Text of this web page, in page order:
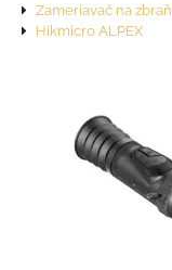
Zameriavač na zbraň
Hikmicro ALPEX